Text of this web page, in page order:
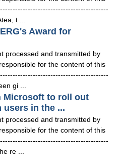
t ...
Award for
processed and transmitted by
for the content of this
gi ...
Microsoft to roll out
users in the ...
processed and transmitted by
for the content of this
re ...